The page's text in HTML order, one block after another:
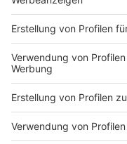
Folge uns für
Anzeige
Instagram
Anzeige